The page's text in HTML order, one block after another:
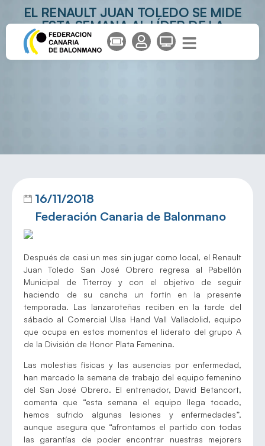
EL RENAULT JUAN TOLEDO SE MIDE
ESTA SEMANA AL LÍDER DE LA
CATEGORÍA
16/11/2018
Federación Canaria de Balonmano
Después de casi un mes sin jugar como local, el Renault
Juan Toledo San José Obrero regresa al Pabellón
Municipal de Titerroy y con el objetivo de seguir
haciendo de su cancha un fortín en la presente
temporada. Las lanzaroteñas reciben en la tarde del
sábado al Comercial Ulsa Hand Vall Valladolid, equipo
que ocupa en estos momentos el liderato del grupo A
de la División de Honor Plata Femenina.
Las molestias físicas y las ausencias por enfermedad,
han marcado la semana de trabajo del equipo femenino
del San José Obrero. El entrenador, David Betancort,
comenta que “esta semana el equipo llega tocado,
hemos sufrido algunas lesiones y enfermedades”,
aunque asegura que “afrontamos el partido con todas
las garantías de poder encontrar nuestras mejorers